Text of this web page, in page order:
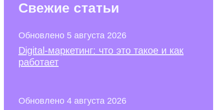
Свежие статьи
Обновлено 5 августа 2026
Digital-маркетинг: что это такое и как
работает
Обновлено 4 августа 2026